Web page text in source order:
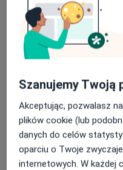
Fi Clinic
Wincentego Pola 1,
Dostępność
W tym gabinecie nie
internet
Co mam zrobić w tej
Szanujemy Twoją
Akceptując, pozwalasz
plików cookie (lub
danych do celów
oparciu o Twoje
internetowych. W każdej